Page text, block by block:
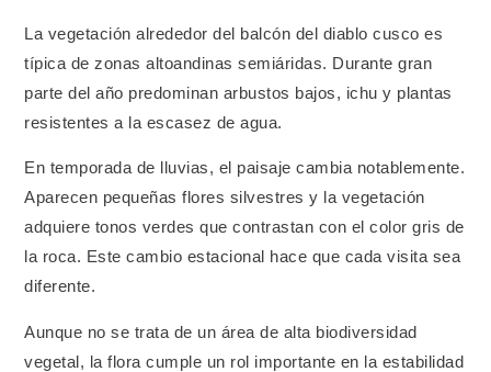
La vegetación alrededor del balcón del diablo cusco es
típica de zonas altoandinas semiáridas. Durante gran
parte del año predominan arbustos bajos, ichu y plantas
resistentes a la escasez de agua.
En temporada de lluvias, el paisaje cambia notablemente.
Aparecen pequeñas flores silvestres y la vegetación
adquiere tonos verdes que contrastan con el color gris de
la roca. Este cambio estacional hace que cada visita sea
diferente.
Aunque no se trata de un área de alta biodiversidad
vegetal, la flora cumple un rol importante en la estabilidad